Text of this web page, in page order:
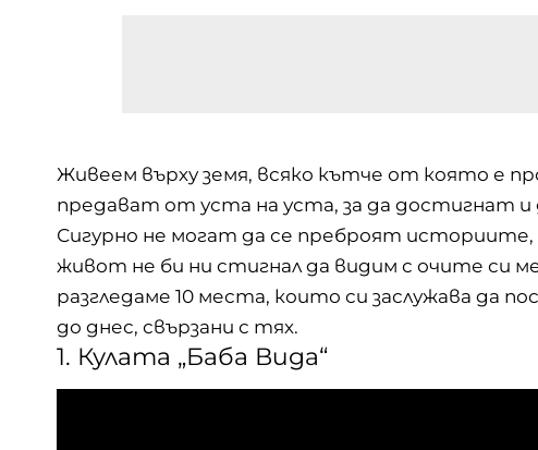
Живеем върху земя, всяко кътче от която е
предават от уста на уста, за да достигнат
Сигурно не могат да се преброят
живот не би ни стигнал да видим с очите си
разгледаме 10 места, които си заслужава да
до днес, свързани с тях.
1. Кулата „Баба Вида“